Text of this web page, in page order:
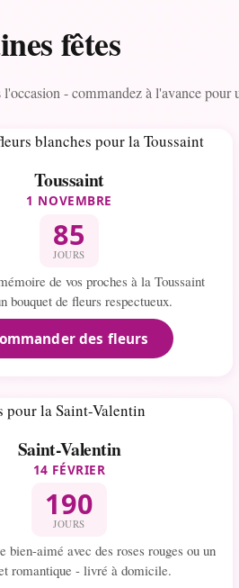
fêtes
- commandez à l'avance pour
Toussaint
1 NOVEMBRE
85
JOURS
de vos proches à la Toussaint
bouquet de fleurs respectueux.
des fleurs
Saint-Valentin
14 FÉVRIER
190
JOURS
bien-aimé avec des roses rouges ou un
romantique - livré à domicile.